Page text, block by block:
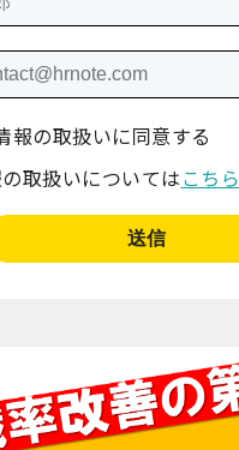
報の取扱いに同意する
取扱いについては こちら